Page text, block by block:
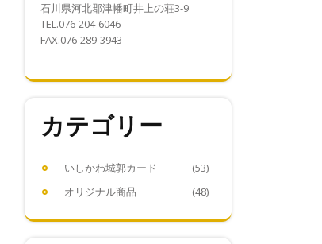
石川県河北郡津幡町井上の荘3-9
TEL.076-204-6046
FAX.076-289-3943
カテゴリー
いしかわ城郭カード
(53)
オリジナル商品
(48)